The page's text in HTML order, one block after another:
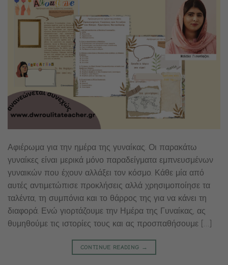
Αφιέρωμα για την ημέρα της γυναίκας. Οι παρακάτω
γυναίκες είναι μερικά μόνο παραδείγματα εμπνευσμένων
γυναικών που έχουν αλλάξει τον κόσμο. Κάθε μία από
αυτές αντιμετώπισε προκλήσεις αλλά χρησιμοποίησε τα
ταλέντα, τη συμπόνια και το θάρρος της για να κάνει τη
διαφορά. Ενώ γιορτάζουμε την Ημέρα της Γυναίκας, ας
θυμηθούμε τις ιστορίες τους και ας προσπαθήσουμε […]
CONTINUE READING →